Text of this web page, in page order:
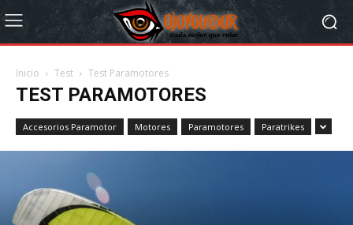
Inicio Test Test Paramotores
TEST PARAMOTORES
Accesorios Paramotor Motores Paramotores Paratrikes